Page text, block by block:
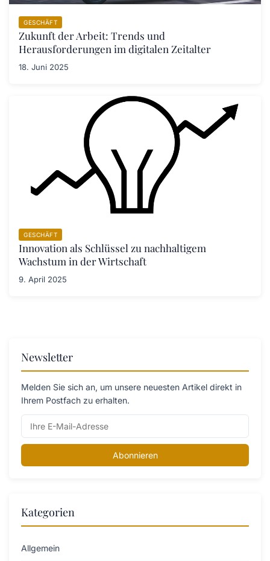
GESCHÄFT
Zukunft der Arbeit: Trends und
Herausforderungen im digitalen Zeitalter
18. Juni 2025
GESCHÄFT
Innovation als Schlüssel zu nachhaltigem
Wachstum in der Wirtschaft
9. April 2025
Newsletter
Melden Sie sich an, um unsere neuesten Artikel direkt in
Ihrem Postfach zu erhalten.
Abonnieren
Kategorien
Allgemein